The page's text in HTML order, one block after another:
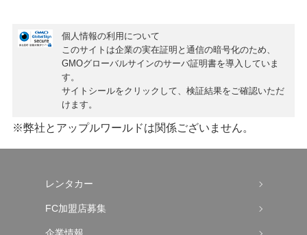
個人情報の利用について
このサイトは企業の実在証明と通信の暗号化のため、
GMOグローバルサインのサーバ証明書を導入していま
す。
サイトシールをクリックして、検証結果をご確認いただ
けます。
※弊社とアップルワールドは関係ございません。
レンタカー
FC加盟店募集